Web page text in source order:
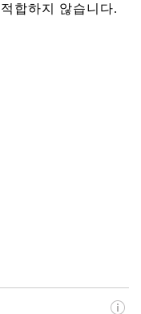
합하지 않습니다.